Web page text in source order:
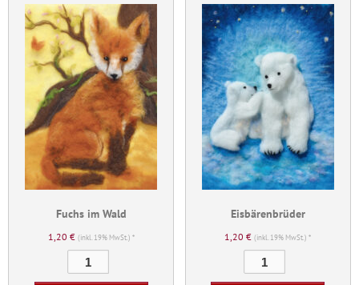
Fuchs im Wald
1,20 € (inkl. 19% MwSt.) *
im
Eisbärenbrüder
1,20€ (inkl. 19% MwSt.) *
Menge